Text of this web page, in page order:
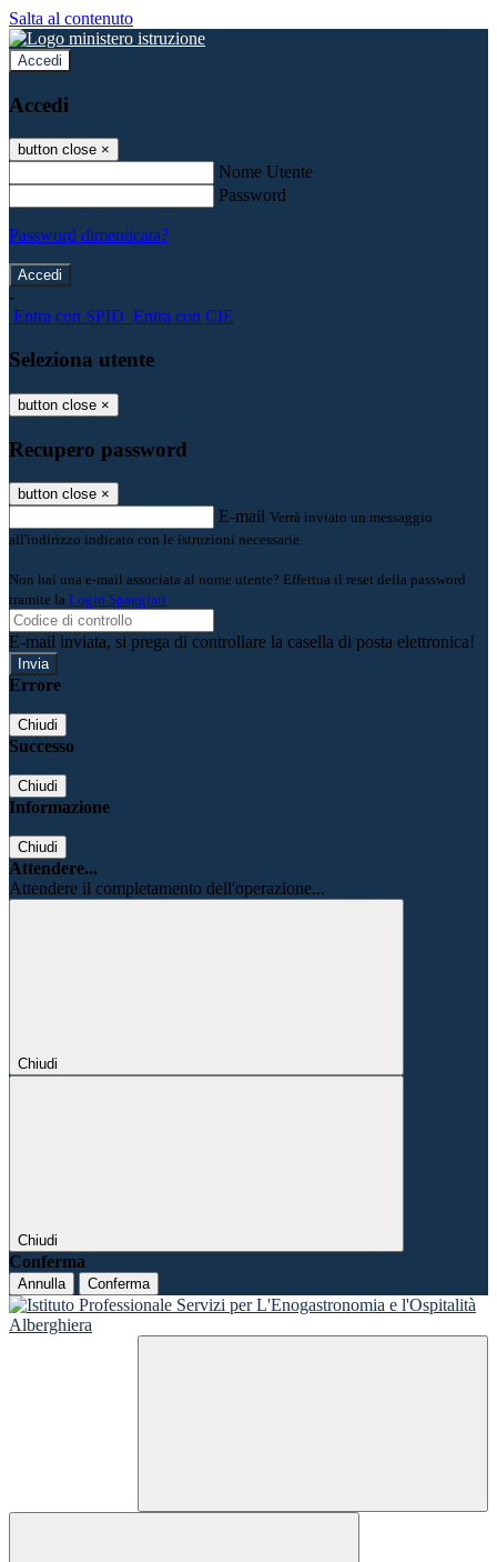
Salta al contenuto
Accedi
Accedi
button close ×
Nome Utente
Password
Password dimenticata?
-
Entra con SPID Entra con CIE
Seleziona utente
button close ×
Recupero password
button close ×
E-mail Verrà inviato un messaggio
all'indirizzo indicato con le istruzioni necessarie.
Non hai una e-mail associata al nome utente? Effettua il reset della password
tramite la Login Spaggiari
E-mail inviata, si prega di controllare la casella di posta elettronica!
Errore
Chiudi
Successo
Chiudi
Informazione
Chiudi
Attendere...
Attendere il completamento dell'operazione...
Chiudi
Chiudi
Conferma
Annulla Conferma